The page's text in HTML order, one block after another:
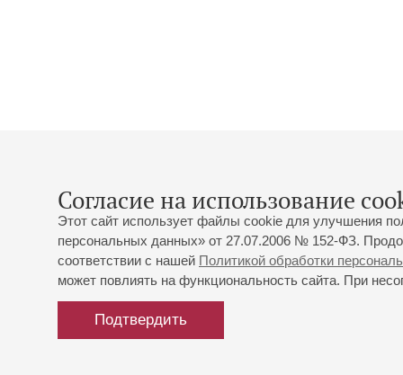
Согласие на использование
Этот сайт использует файлы cookie для улучшения
персональных данных» от 27.07.2006 № 152-ФЗ.
соответствии с нашей Политикой обработки
может повлиять на функциональность сайта. При
Подтвердить